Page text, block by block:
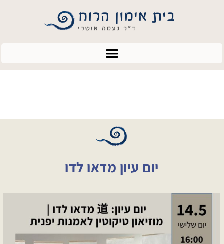
יום עיון מדאו לדו